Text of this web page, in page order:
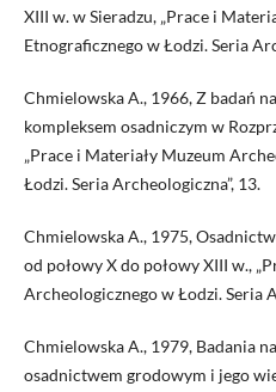
XIII w. w Sieradzu, „Prace i
Etnograficznego w Łodzi. Seria
Chmielowska A., 1966, Z badań
kompleksem osadniczym w
„Prace i Materiały Muzeum
Łodzi. Seria Archeologiczna”, 13.
Chmielowska A., 1975,
od połowy X do połowy XIII w.,
Archeologicznego w Łodzi. Seria
Chmielowska A., 1979, Badania
osadnictwem grodowym i jego